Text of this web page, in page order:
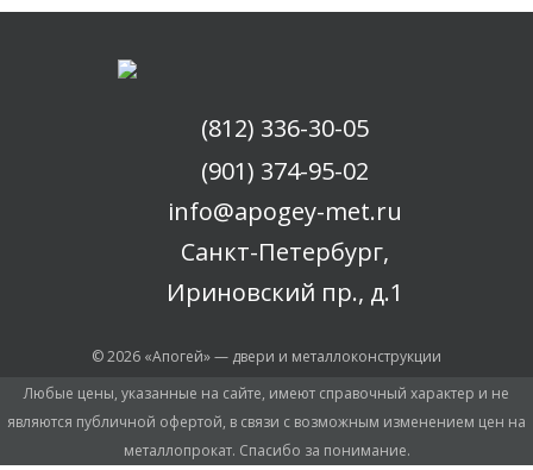
(812) 336-30-05
(901) 374-95-02
info@apogey-met.ru
Санкт-Петербург,
Ириновский пр., д.1
© 2026 «Апогей» — двери и металлоконструкции
Любые цены, указанные на сайте, имеют справочный характер и не
являются публичной офертой, в связи с возможным изменением цен на
металлопрокат. Спасибо за понимание.